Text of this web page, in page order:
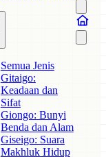
Semua Jenis
Gitaigo:
Keadaan dan
Sifat
Giongo: Bunyi
Benda dan Alam
Giseigo: Suara
Makhluk Hidup